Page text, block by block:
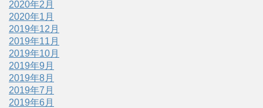
2020年2月
2020年1月
2019年12月
2019年11月
2019年10月
2019年9月
2019年8月
2019年7月
2019年6月